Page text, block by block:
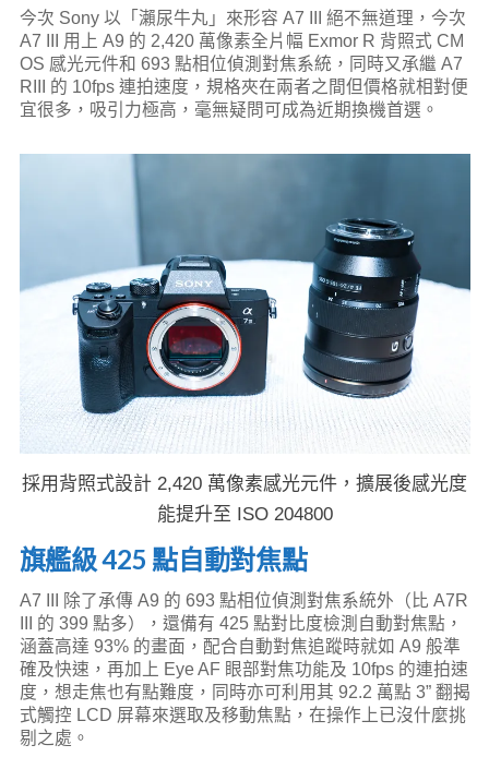
今次 Sony 以「瀨尿牛丸」來形容 A7 III 絕不無道理，今次
A7 III 用上 A9 的 2,420 萬像素全片幅 Exmor R 背照式 CM
OS 感光元件和 693 點相位偵測對焦系統，同時又承繼 A7
RIII 的 10fps 連拍速度，規格夾在兩者之間但價格就相對便
宜很多，吸引力極高，毫無疑問可成為近期換機首選。
採用背照式設計 2,420 萬像素感光元件，擴展後感光度
能提升至 ISO 204800
旗艦級 425 點自動對焦點
A7 III 除了承傳 A9 的 693 點相位偵測對焦系統外（比 A7R
III 的 399 點多），還備有 425 點對比度檢測自動對焦點，
涵蓋高達 93% 的畫面，配合自動對焦追蹤時就如 A9 般準
確及快速，再加上 Eye AF 眼部對焦功能及 10fps 的連拍速
度，想走焦也有點難度，同時亦可利用其 92.2 萬點 3” 翻揭
式觸控 LCD 屏幕來選取及移動焦點，在操作上已沒什麼挑
剔之處。